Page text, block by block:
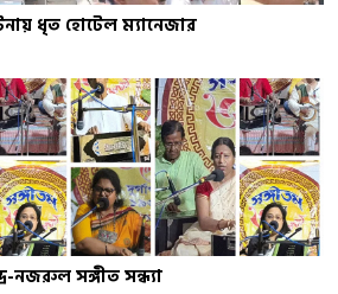
ধৃত হোটেল ম্যানেজার
নজরুল সঙ্গীত সন্ধ্যা